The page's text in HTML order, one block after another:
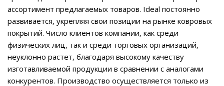
ассортимент предлагаемых товаров. Ideal постоянно
развивается, укрепляя свои позиции на рынке ковровых
покрытий. Число клиентов компании, как среди
физических лиц, так и среди торговых организаций,
неуклонно растет, благодаря высокому качеству
изготавливаемой продукции в сравнении с аналогами
конкурентов. Производство осуществляется только из